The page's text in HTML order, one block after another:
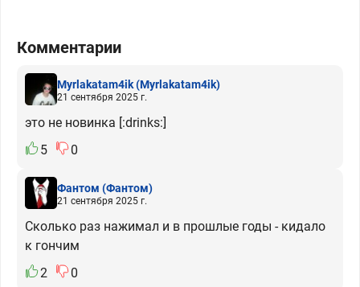
Комментарии
Myrlakatam4ik(Myrlakatam4ik)
21 сентября 2025 г.
это не новинка [:drinks:]
5
0
Фантом (Фантом)
21 сентября 2025 г.
Сколько раз нажимал и в прошлые годы - кидало
к гончим
2
0